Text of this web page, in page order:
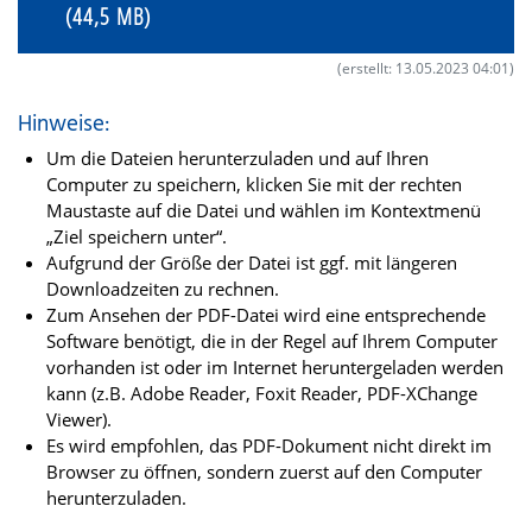
(44,5 MB)
(erstellt: 13.05.2023 04:01)
Hinweise:
Um die Dateien herunterzuladen und auf Ihren
Computer zu speichern, klicken Sie mit der rechten
Maustaste auf die Datei und wählen im Kontextmenü
„Ziel speichern unter“.
Aufgrund der Größe der Datei ist ggf. mit längeren
Downloadzeiten zu rechnen.
Zum Ansehen der PDF-Datei wird eine entsprechende
Software benötigt, die in der Regel auf Ihrem Computer
vorhanden ist oder im Internet heruntergeladen werden
kann (z.B. Adobe Reader, Foxit Reader, PDF-XChange
Viewer).
Es wird empfohlen, das PDF-Dokument nicht direkt im
Browser zu öffnen, sondern zuerst auf den Computer
herunterzuladen.